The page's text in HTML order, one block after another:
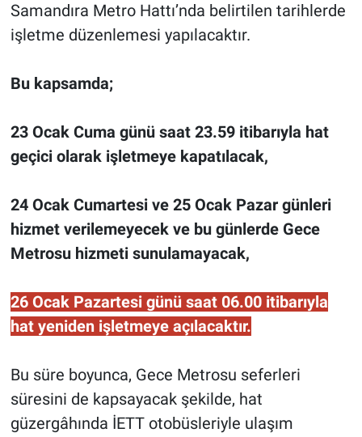
Samandıra Metro Hattı’nda belirtilen tarihlerde
işletme düzenlemesi yapılacaktır.
Bu kapsamda;
23 Ocak Cuma günü saat 23.59 itibarıyla hat
geçici olarak işletmeye kapatılacak,
24 Ocak Cumartesi ve 25 Ocak Pazar günleri
hizmet verilemeyecek ve bu günlerde Gece
Metrosu hizmeti sunulamayacak,
26 Ocak Pazartesi günü saat 06.00 itibarıyla
hat yeniden işletmeye açılacaktır.
Bu süre boyunca, Gece Metrosu seferleri
süresini de kapsayacak şekilde, hat
güzergâhında İETT otobüsleriyle ulaşım